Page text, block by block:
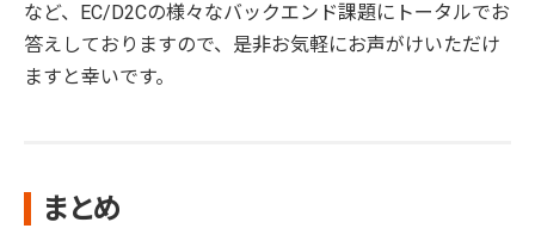
など、EC/D2Cの様々なバックエンド課題にトータルでお
答えしておりますので、是非お気軽にお声がけいただけ
ますと幸いです。
まとめ